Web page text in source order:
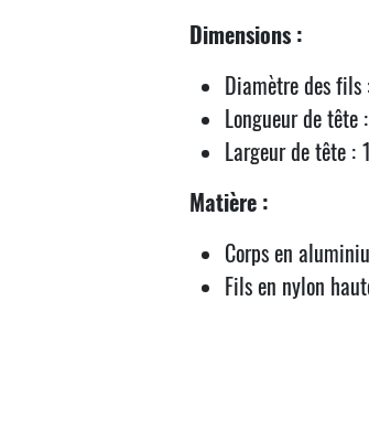
Dimensions :
Diamètre des
Longueur de tête
Largeur de tête :
Matière :
Corps en
Fils en nylon